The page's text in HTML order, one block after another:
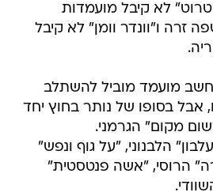
לא קיבל מועמדות
זרה ו"וונדר וומן" לא קיבל
מועמד מוביל להשתלב
אבל בסופו של נותר בחוץ יחד
מקום" הגרמני.
הלבנוני, "על גוף ונפש"
הרוסי, "אשה פנטסטית"